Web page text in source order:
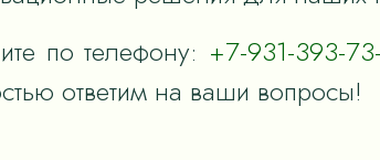
по телефону: +7-931-393-
ответим на ваши вопросы!